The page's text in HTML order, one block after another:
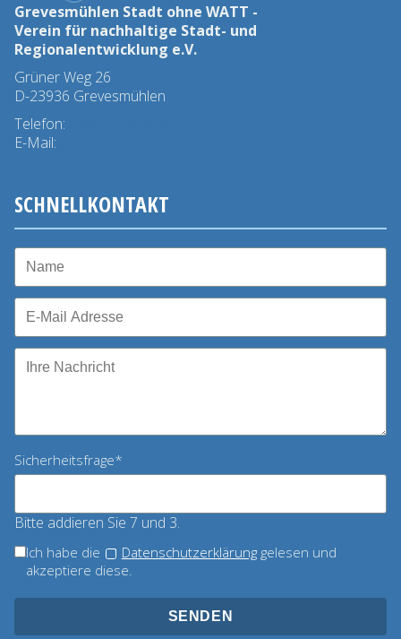
Grevesmühlen Stadt ohne WATT -
Verein für nachhaltige Stadt- und
Regionalentwicklung e.V.
Grüner Weg 26
D-23936 Grevesmühlen
Telefon:
E-Mail:
SCHNELLKONTAKT
Pflichtfeld
Sicherheitsfrage*
Bitte addieren Sie 7 und 3.
Ich habe die Datenschutzerklärunggelesen und
akzeptiere diese.
SENDEN